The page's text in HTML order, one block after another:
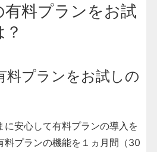
料プランをお試
料プランをお試しの
安心して有料プランの導入を
料プランの機能を１ヵ月間（30